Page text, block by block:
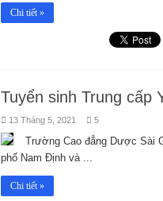
Chi tiết »
Tuyển sinh Trung cấp
13 Tháng 5, 2021 5
Trường Cao đẳng Dược Sài
phố Nam Định và ...
Chi tiết »